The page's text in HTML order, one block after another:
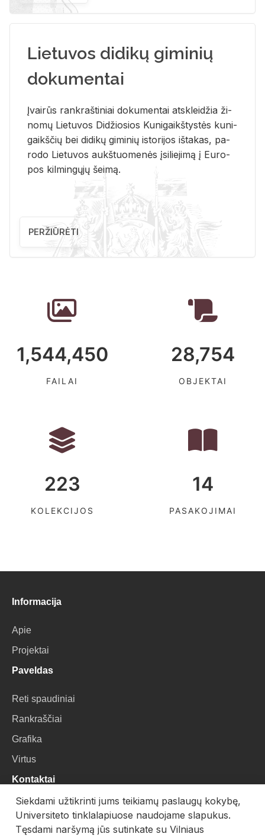
Lietuvos didikų giminių
dokumentai
Įvai­rūs rank­raš­ti­niai do­ku­men­tai at­sklei­džia ži­
no­mų Lie­tu­vos Di­džio­sios Ku­ni­gaikš­tys­tės ku­ni­
gaikš­čių bei di­di­kų gi­mi­nių is­to­ri­jos iš­ta­kas, pa­
ro­do Lie­tu­vos aukš­tuo­me­nės įsi­lie­ji­mą į Eu­ro­
pos kil­min­gų­jų šei­mą.
PERŽIŪRĖTI
1,544,450
FAILAI
28,754
OBJEKTAI
223
KOLEKCIJOS
14
PASAKOJIMAI
Informacija
Apie
Projektai
Paveldas
Reti spaudiniai
Rankraščiai
Grafika
Virtus
Kontaktai
VU Biblioteka
Universiteto g. 3, LT-01122, Vilnius
Siekdami užtikrinti jums teikiamų paslaugų kokybę,
Universiteto tinklalapiuose naudojame slapukus.
Tęsdami naršymą jūs sutinkate su Vilniaus